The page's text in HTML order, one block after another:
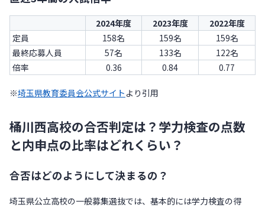
2024年度 2023年度
2022年度
定員
158名 159名
159名
最終応募人員
57名 133名
122名
倍率
0.36 0.84 0.77
※埼玉県教育委員会公式サイト より引用
桶川西高校の合否判定は？学力検査の点数
と内申点の比率はどれくらい？
合否はどのようにして決まるの？
埼玉県公立高校の一般募集選抜では、基本的には学力検査の得